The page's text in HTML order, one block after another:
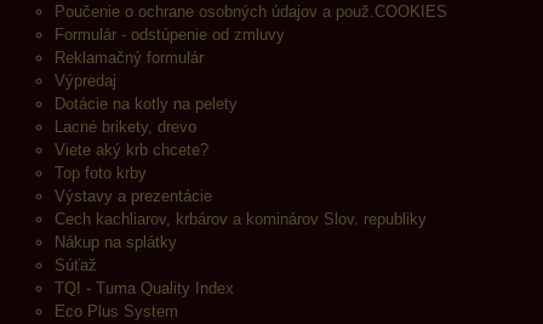
Poučenie o ochrane osobných údajov a použ.COOKIES
Formulár - odstúpenie od zmluvy
Reklamačný formulár
Výpredaj
Dotácie na kotly na pelety
Lacné brikety, drevo
Viete aký krb chcete?
Top foto krby
Výstavy a prezentácie
Cech kachliarov, krbárov a kominárov Slov. republiky
Nákup na splátky
Súťaž
TQI - Tuma Quality Index
Eco Plus System